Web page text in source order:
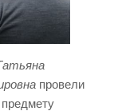
провели